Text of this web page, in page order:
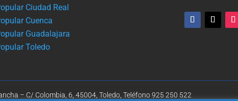
Ciudad Real
Cuenca
Guadalajara
Toledo
– C/ Colombia, 6, 45004, Toledo, Teléfono 925 250 522